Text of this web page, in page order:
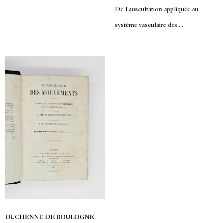
De l'auscultation appliquée au
système vasculaire des ...
DUCHENNE DE BOULOGNE